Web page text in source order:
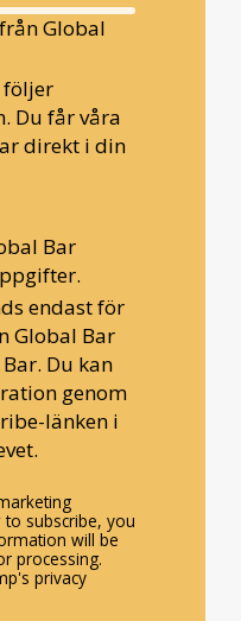
Global
följer
Du får våra
direkt i din
Bar
endast för
Global Bar
Du kan
genom
länken i
subscribe, you
will be
processing.
privacy